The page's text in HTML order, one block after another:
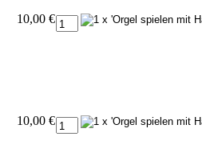
10,00 €
10,00 €